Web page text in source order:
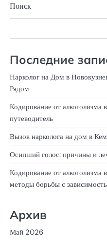
Поиск
Последние
Нарколог на Дом в
Рядом
Кодирование от
путеводитель
Вызов нарколога на дом в
Осипший голос: причины и
Кодирование от алкоголизма
методы борьбы с
Архив
Май 2026